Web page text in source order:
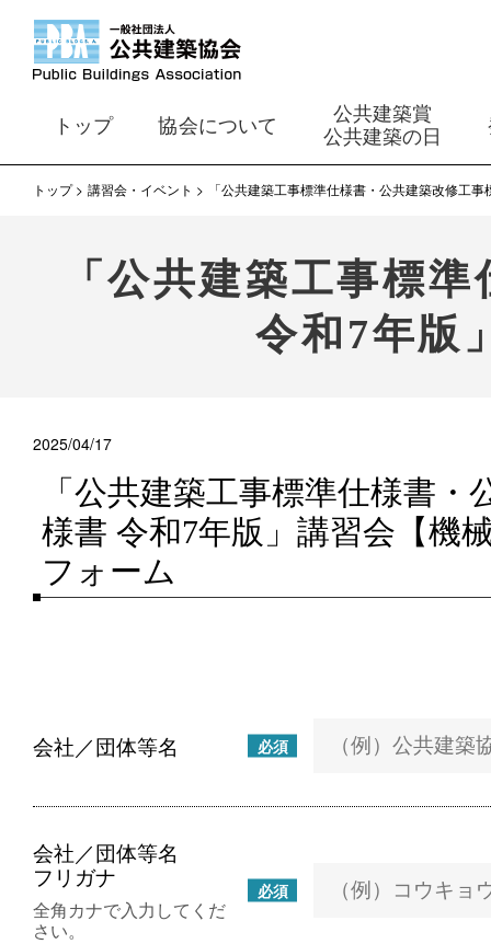
トップ 協会について
公共建築賞
公共建築の日
トップ 講習会・イベント 「公共建築工事標準仕様書・公共建築改修工
「公共建築工事標
令和7年版
2025/04/17
「公共建築工事標準仕様書
様書 令和7年版」講習会【機
フォーム
会社／団体等名 必須
会社／団体等名
フリガナ
必須
全角カナで入力してくだ
さい。